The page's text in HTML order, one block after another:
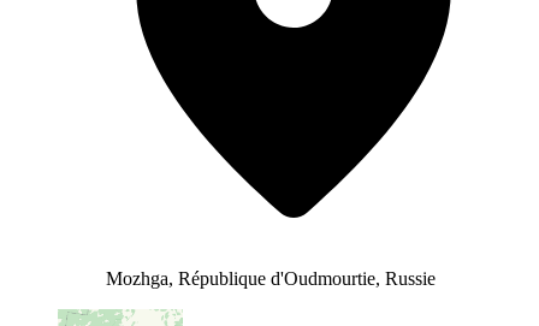
Mozhga, République d'Oudmourtie, Russie